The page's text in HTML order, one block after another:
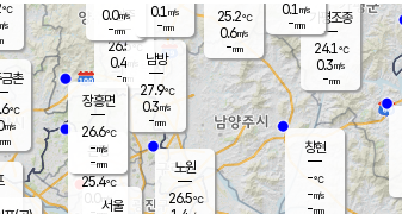
양주
26.5℃
0.4
-mm
촌
℃
m/s
mm
가평조종
24.1℃
0.3m/s
-mm
25.2℃
0.6m/s
-mm
창현
-℃
-m/s
-mm
0.1 m/s
-mm
은평
25.4℃
0.0 m/s
노원
26.5℃
남방
27.9℃
0.3m/s
-mm
장흥면
26.6℃
-m/s
-mm
0.0m/s
-mm
서울
℃
s
0.1 m/s
-mm